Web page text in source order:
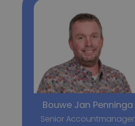
Bouwe Jan Penninga
Senior Accountmanager